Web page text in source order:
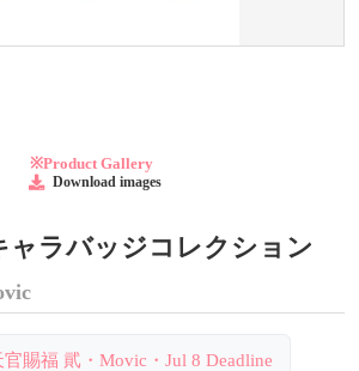
※Product Gallery
Download images
ャラバッジコレクション
官賜福 貮・Movic・Jul 8 Deadline